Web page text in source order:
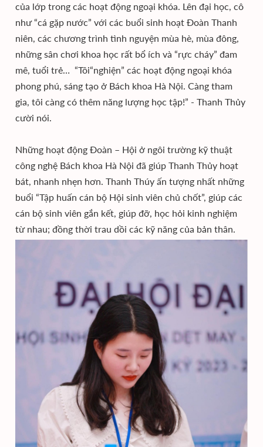
của lớp trong các hoạt động ngoại khóa. Lên đại học, cô
như “cá gặp nước” với các buổi sinh hoạt Đoàn Thanh
niên, các chương trình tình nguyện mùa hè, mùa đông,
những sân chơi khoa học rất bổ ích và “rực cháy” đam
mê, tuổi trẻ… “Tôi“nghiện” các hoạt động ngoại khóa
phong phú, sáng tạo ở Bách khoa Hà Nội. Càng tham
gia, tôi càng có thêm năng lượng học tập!” - Thanh Thủy
cười nói.
Những hoạt động Đoàn – Hội ở ngôi trường kỹ thuật
công nghệ Bách khoa Hà Nội đã giúp Thanh Thủy hoạt
bát, nhanh nhẹn hơn. Thanh Thúy ấn tượng nhất những
buổi “Tập huấn cán bộ Hội sinh viên chủ chốt”, giúp các
cán bộ sinh viên gắn kết, giúp đỡ, học hỏi kinh nghiệm
từ nhau; đồng thời trau dồi các kỹ năng của bản thân.